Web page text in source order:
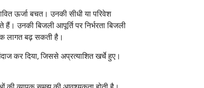
ऊर्जा बचत। उनकी सीधी या परिवेश
उनकी बिजली आपूर्ति पर निर्भरता बिजली
लागत बढ़ सकती है।
कर दिया, जिससे अप्रत्याशित खर्चे हुए।